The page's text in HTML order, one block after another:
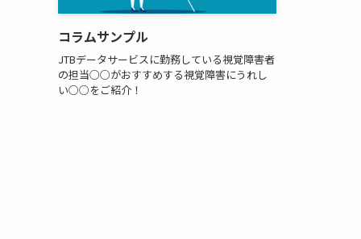
コラムサンプル
JTBデータサービスに勤務している視覚障害者
の担当○○がおすすめする視覚障害にうれし
い○○をご紹介！